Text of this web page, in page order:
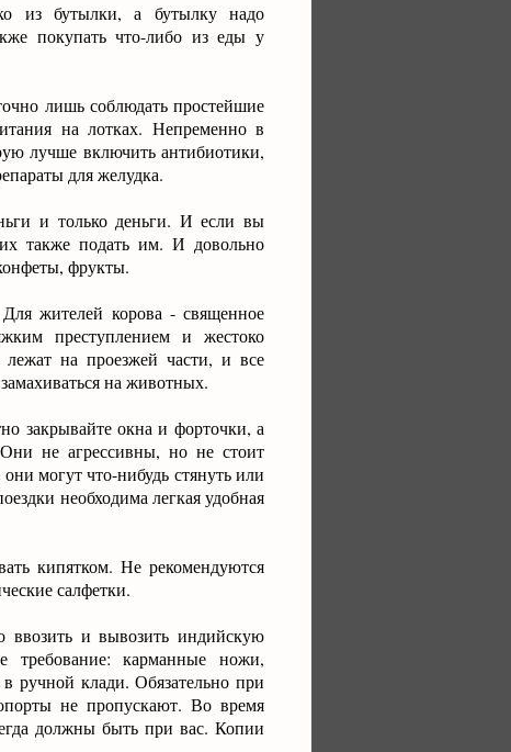
из бутылки, а бутылку надо
покупать что-либо из еды у
лишь соблюдать простейшие
на лотках. Непременно в
лучше включить антибиотики,
для желудка.
и только деньги. И если вы
также подать им. И довольно
фрукты.
жителей корова - священное
преступлением и жестоко
на проезжей части, и все
на животных.
закрывайте окна и форточки, а
не агрессивны, но не стоит
могут что-нибудь стянуть или
необходима легкая удобная
кипятком. Не рекомендуются
салфетки.
и вывозить индийскую
требование: карманные ножи,
клади. Обязательно при
не пропускают. Во время
должны быть при вас. Копии